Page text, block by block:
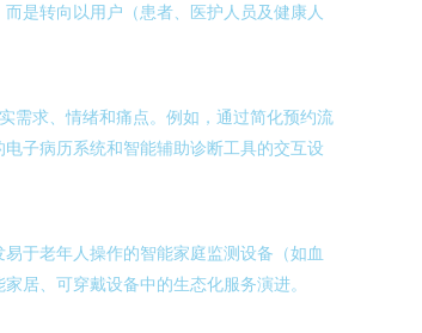
是转向以用户（患者、医护人员及健康人
需求、情绪和痛点。例如，通过简化预约流
子病历系统和智能辅助诊断工具的交互设
于老年人操作的智能家庭监测设备（如血
居、可穿戴设备中的生态化服务演进。